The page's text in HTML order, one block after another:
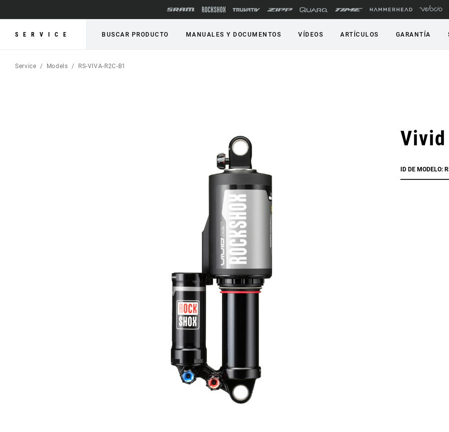
SERVICE BUSCAR PRODUCTO MANUALES Y DOCUMENTOS VÍDEOS ARTÍCULOS GARANTÍA
Service Models RS-VIVA-R2C-B1
Vivid
ID DE MODELO: